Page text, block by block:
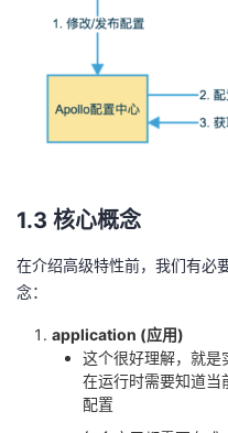
1.3 核心概念
在介绍高级特性前，我们有必
念：
application (应用)
这个很好理解，就是
在运行时需要知道当
配置